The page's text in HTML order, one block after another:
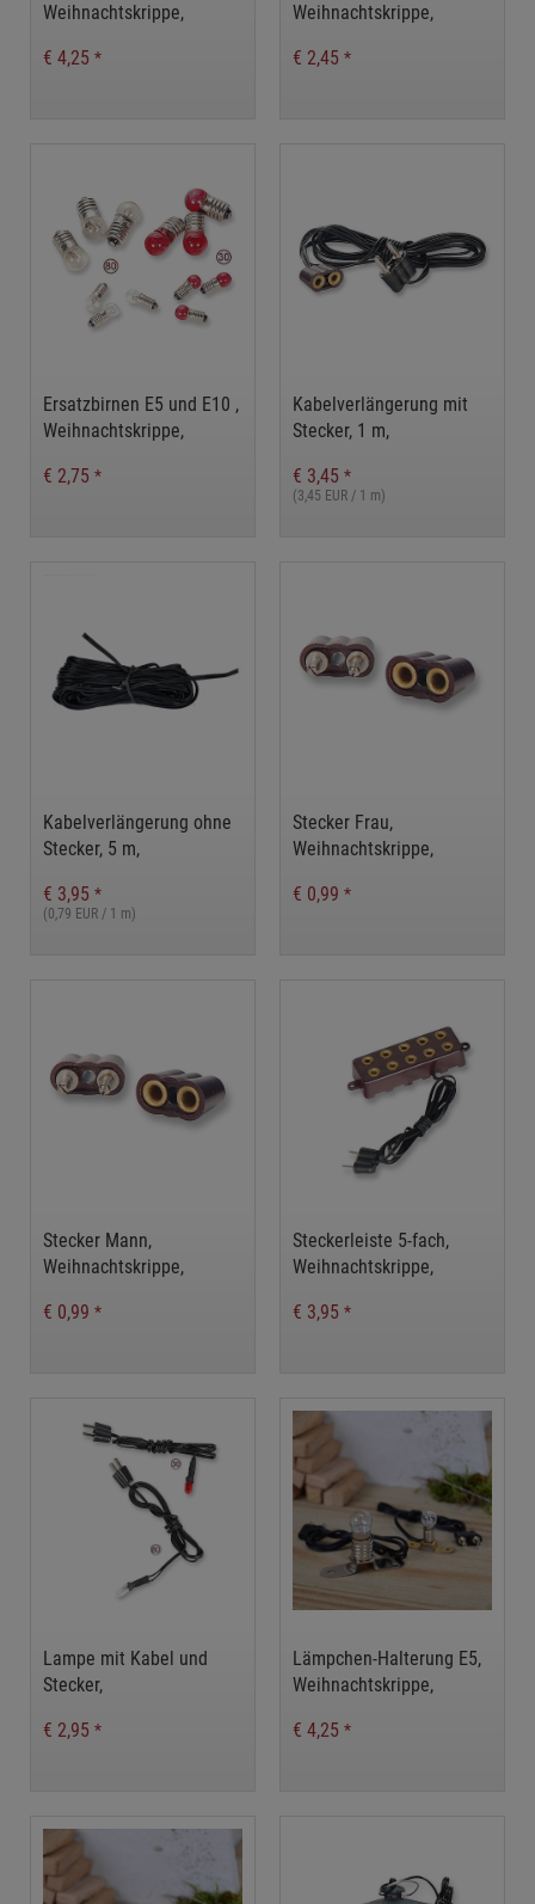
Weihnachtskrippe,
Krippenelektrik
€ 4,25 *
Weihnachtskrippe,
€ 2,45 *
Ersatzbirnen E5 und E10 ,
Weihnachtskrippe,
€ 2,75 *
Kabelverlängerung mit
Stecker, 1 m,
Weihnachsdeko
€ 3,45 *
(3,45 EUR / 1 m)
Kabelverlängerung ohne
Stecker, 5 m,
Weihnachsdeko
€ 3,95 *
(0,79 EUR / 1 m)
Stecker Frau,
Weihnachtskrippe,
€ 0,99 *
Stecker Mann,
Weihnachtskrippe,
€ 0,99 *
Steckerleiste 5-fach,
Weihnachtskrippe,
€ 3,95 *
Lampe mit Kabel und
Stecker,
Weihnachsdeko
€ 2,95 *
Lämpchen-Halterung E5,
Weihnachtskrippe,
€ 4,25 *